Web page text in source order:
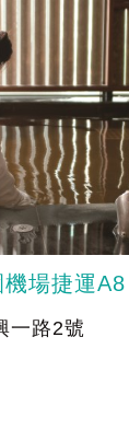
場捷運A8
一路2號